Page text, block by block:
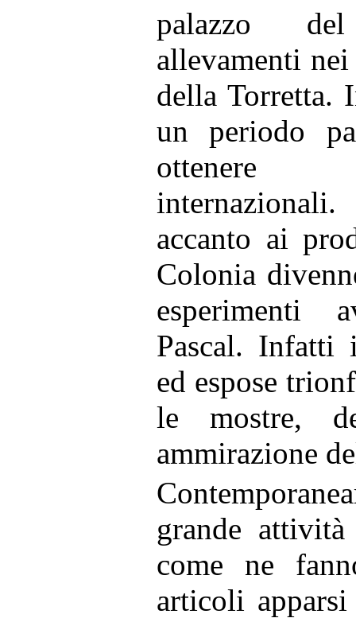
palazzo
allevamenti
della Torretta.
un periodo
ottenere
accanto ai
Colonia
esperimenti
Pascal. Infatti
ed espose
le mostre,
ammirazione
grande
come ne
articoli